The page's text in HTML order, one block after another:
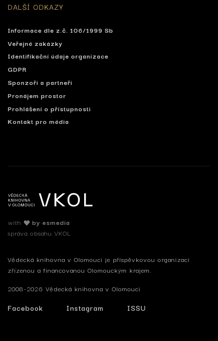
DALŠÍ ODKAZY
Informace dle z.č. 106/1999 Sb
Veřejné zakázky
Identifikační údaje organizace
GDPR
Sponzoři a partneři
Pronájem prostor
Prohlášení o přístupnosti
Kontakt pro média
with
by esmedia
správa obsahu VKOL
Vědecká knihovna v Olomouci je příspěvkovou organizací
zřízenou a financovanou Olomouckým krajem.
2008-2026 Vědecká knihovna v Olomouci
Facebook Instagram ISSU